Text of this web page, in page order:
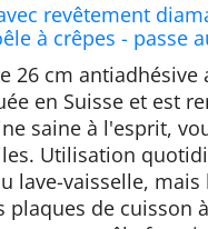
revêtement
à crêpes - passe
gris
26 cm
en Suisse et est
saine à l'esprit,
Utilisation
lave-vaisselle,
de cuisson